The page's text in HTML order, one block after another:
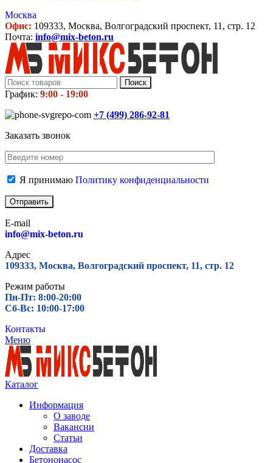
Москва
Офис: 109333, Москва, Волгоградский проспект, 11, стр. 12
Почта: info@mix-beton.ru
Поиск
График: 9:00 - 19:00
+7 (499) 286-92-81
Заказать звонок
Я принимаю Политику конфиденциальности
E-mail
info@mix-beton.ru
Адрес
109333, Москва, Волгоградский проспект, 11, стр. 12
Режим работы
Пн-Пт: 8:00-20:00
Сб-Вс: 10:00-17:00
Контакты
Меню
Каталог
Информация
О заводе
Вакансии
Статьи
Доставка
Бетононасос